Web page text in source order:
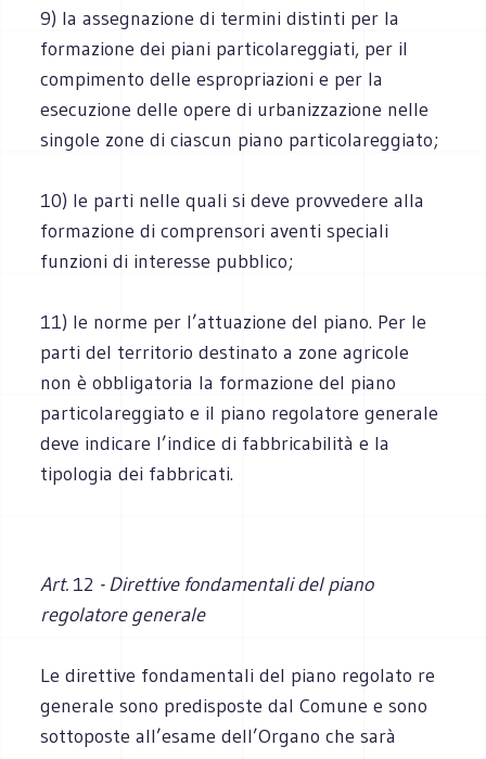
9) la assegnazione di termini distinti per la
formazione dei piani particolareggiati, per il
compimento delle espropriazioni e per la
esecuzione delle opere di urbanizzazione nelle
singole zone di ciascun piano particolareggiato;
10) le parti nelle quali si deve provvedere alla
formazione di comprensori aventi speciali
funzioni di interesse pubblico;
11) le norme per l’attuazione del piano. Per le
parti del territorio destinato a zone agricole
non è obbligatoria la formazione del piano
particolareggiato e il piano regolatore generale
deve indicare l’indice di fabbricabilità e la
tipologia dei fabbricati.
Art. 12 - Direttive fondamentali del piano
regolatore generale
Le direttive fondamentali del piano regolato re
generale sono predisposte dal Comune e sono
sottoposte all’esame dell’Organo che sarà